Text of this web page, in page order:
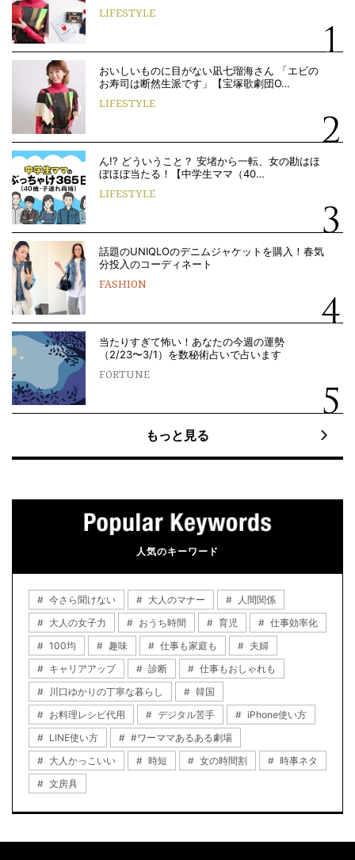
LIFESTYLE
おいしいものに目がない凪七瑠海さん 「エビの
お寿司は断然生派です」【宝塚歌劇団O…
LIFESTYLE
ん!? どういうこと？ 安堵から一転、女の勘はほ
ぼほぼ当たる！【中学生ママ（40…
LIFESTYLE
話題のUNIQLOのデニムジャケットを購入！春気
分投入のコーディネート
FASHION
当たりすぎて怖い！あなたの今週の運勢
（2/23〜3/1）を数秘術占いで占います
FORTUNE
もっと見る
人気のキーワード
今さら聞けない 大人のマナー
人間関係
大人の女子力
おうち時間 育児
仕事効率化
100均
趣味 仕事も家庭も
夫婦
キャリアアップ
診断
仕事もおしゃれも
川口ゆかりの丁寧な暮らし
韓国
お料理レシピ代用
デジタル苦手
iPhone使い方
LINE使い方
#ワーママあるある劇場
大人かっこいい
時短 女の時間割
時事ネタ
文房具